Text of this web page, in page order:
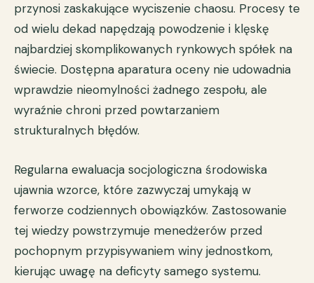
przynosi zaskakujące wyciszenie chaosu. Procesy te
od wielu dekad napędzają powodzenie i klęskę
najbardziej skomplikowanych rynkowych spółek na
świecie. Dostępna aparatura oceny nie udowadnia
wprawdzie nieomylności żadnego zespołu, ale
wyraźnie chroni przed powtarzaniem
strukturalnych błędów.
Regularna ewaluacja socjologiczna środowiska
ujawnia wzorce, które zazwyczaj umykają w
ferworze codziennych obowiązków. Zastosowanie
tej wiedzy powstrzymuje menedżerów przed
pochopnym przypisywaniem winy jednostkom,
kierując uwagę na deficyty samego systemu.